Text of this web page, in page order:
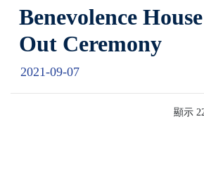
Benevolence
Out Ceremony
2021-09-07
顯示